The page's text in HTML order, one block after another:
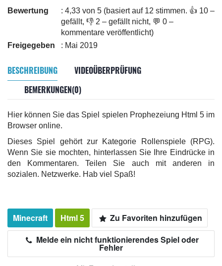
Bewertung
: 4,33 von 5 (basiert auf 12 stimmen. 👍 10 –
gefällt, 👎 2 – gefällt nicht, 💬 0 –
kommentare veröffentlicht)
Freigegeben
: Mai 2019
BESCHREIBUNG
VIDEOÜBERPRÜFUNG
BEMERKUNGEN(0)
Hier können Sie das Spiel spielen Prophezeiung Html 5 im
Browser online.
Dieses Spiel gehört zur Kategorie Rollenspiele (RPG).
Wenn Sie sie mochten, hinterlassen Sie Ihre Eindrücke in
den Kommentaren. Teilen Sie auch mit anderen in
sozialen. Netzwerke. Hab viel Spaß!
Minecraft Html 5
Zu Favoriten hinzufügen
Melde ein nicht funktionierendes Spiel oder
Fehler